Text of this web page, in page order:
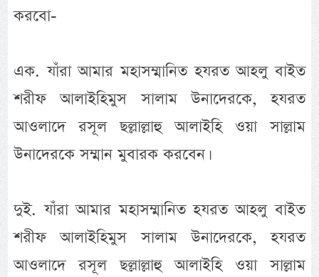
করবো-
এক. যাঁরা আমার মহাসম্মানিত হযরত আহলু বাইত
শরীফ আলাইহিমুস সালাম উনাদেরকে, হযরত
আওলাদে রসূল ছল্লাল্লাহু আলাইহি ওয়া সাল্লাম
উনাদেরকে সম্মান মুবারক করবেন।
দুই. যাঁরা আমার মহাসম্মানিত হযরত আহলু বাইত
শরীফ আলাইহিমুস সালাম উনাদেরকে, হযরত
আওলাদে রসূল ছল্লাল্লাহু আলাইহি ওয়া সাল্লাম